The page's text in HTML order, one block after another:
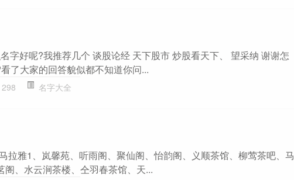
字好呢?我推荐几个 谈股论经 天下股市 炒股看天下、 望采纳 谢谢怎
了大家的回答貌似都不知道你问...
298 名字大全
拉雅1、岚馨苑、听雨阁、聚仙阁、怡韵阁、义顺茶馆、柳莺茶吧、马
、水云涧茶楼、仝羽春茶馆、天...